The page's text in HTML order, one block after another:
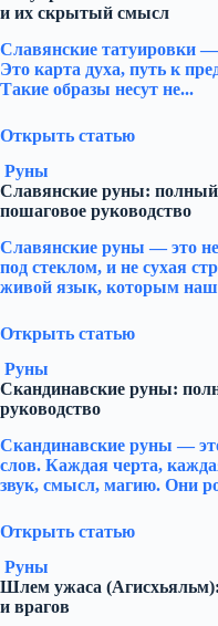
и их скрытый смысл
Славянские татуировки
Это карта духа, путь к
Такие образы несут не...
Открыть статью
Руны
Славянские руны: полный
пошаговое руководство
Славянские руны — это
под стеклом, и не сухая
живой язык, которым
Открыть статью
Руны
Скандинавские руны:
руководство
Скандинавские руны —
слов. Каждая черта,
звук, смысл, магию. Они
Открыть статью
Руны
Шлем ужаса (Агисхьяльм):
и врагов